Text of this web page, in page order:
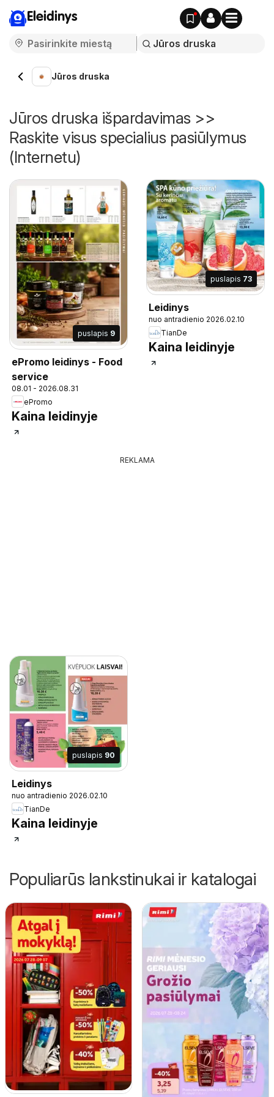
Eleidinys
Jūros druska
Jūros druska išpardavimas >>
Raskite visus specialius pasiūlymus
(Internetu)
puslapis 9
ePromo leidinys - Food
service
08.01 - 2026.08.31
ePromo
Kaina leidinyje
puslapis 73
Leidinys
nuo antradienio 2026.02.10
TianDe
Kaina leidinyje
REKLAMA
puslapis 90
Leidinys
nuo antradienio 2026.02.10
TianDe
Kaina leidinyje
Populiarūs lankstinukai ir katalogai